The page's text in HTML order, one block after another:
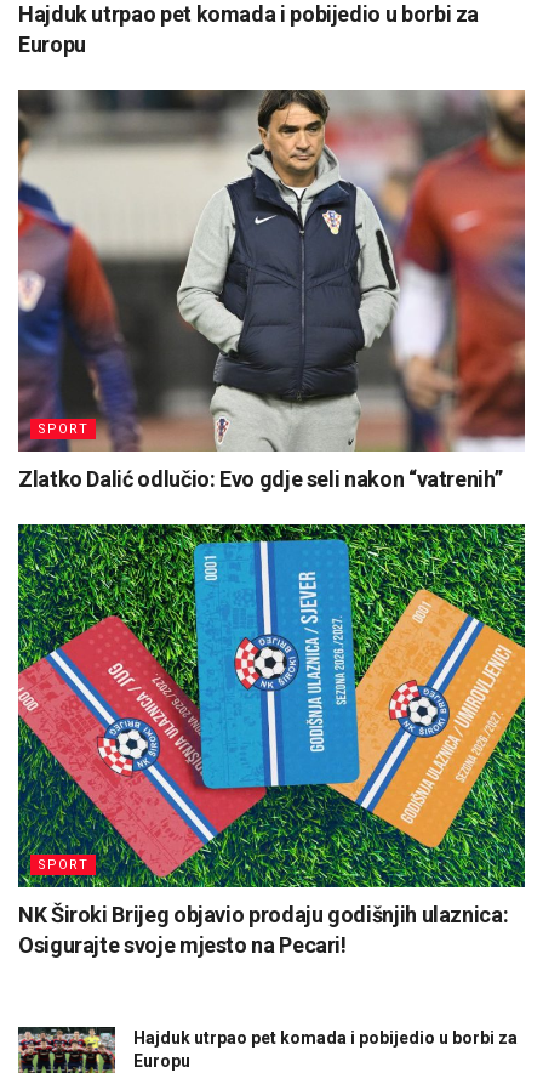
Hajduk utrpao pet komada i pobijedio u borbi za
Europu
SPORT
Zlatko Dalić odlučio: Evo gdje seli nakon “vatrenih”
SPORT
NK Široki Brijeg objavio prodaju godišnjih ulaznica:
Osigurajte svoje mjesto na Pecari!
Hajduk utrpao pet komada i pobijedio u borbi za
Europu